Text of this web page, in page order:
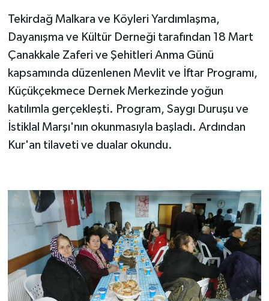
Tekirdağ Malkara ve Köyleri Yardımlaşma,
Dayanışma ve Kültür Derneği tarafından 18 Mart
Çanakkale Zaferi ve Şehitleri Anma Günü
kapsamında düzenlenen Mevlit ve İftar Programı,
Küçükçekmece Dernek Merkezinde yoğun
katılımla gerçekleşti. Program, Saygı Duruşu ve
İstiklal Marşı'nın okunmasıyla başladı. Ardından
Kur'an tilaveti ve dualar okundu.